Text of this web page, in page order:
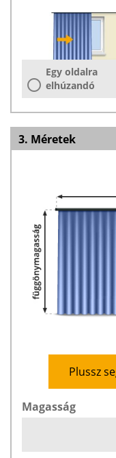
Egy oldalra
elhúzandó
3. Méretek
Plussz
Magasság